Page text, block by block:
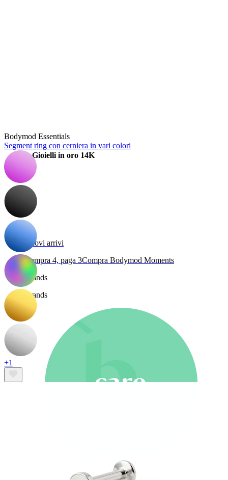
Gioielli in oro 14K
Compra titanio
Nuovi arrivi
Compra 4, paga 3Compra Bodymod Moments
Brands
Brands
Bodymod Care
Bodymod Essentials
Segment ring con cerniera in vari colori
+1